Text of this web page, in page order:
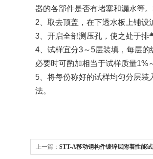
器的各部件是否有堵塞和漏水等
2、取去顶盖，在下透水板上铺设
3、开启全部测压孔，使之处于排
4、试样宜分3～5层装填，每层的
必要时可酌加相当于试样质量1%
5、将每份称好的试样均匀分层
法。
上一篇： STT-A移动钢构件镀锌层附着性能